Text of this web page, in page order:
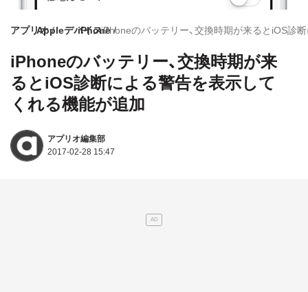
アプリオAppleデバイス
iPhoneiPhoneのバッテリー、交換時期が来るとiOS診
iPhoneのバッテリー、交換時期が来
るとiOS診断による警告を表示して
くれる機能が追加
アプリオ編集部
2017-02-28 15:47